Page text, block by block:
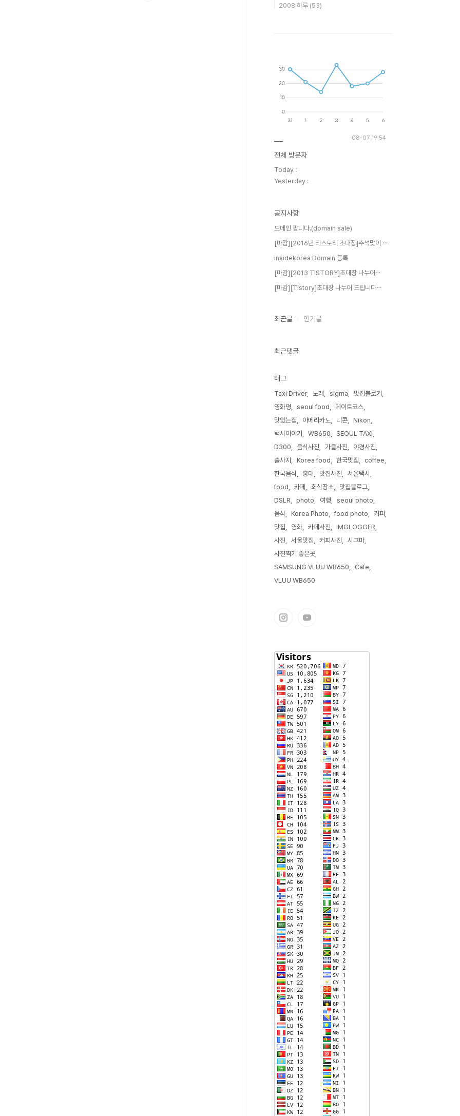
2008 하루 (53)
08-07 19:54
전체 방문자
Today :
Yesterday :
공지사항
도메인 팝니다.(domain sale)
[마감][2016년 티스토리 초대장]추석맞이 ⋯
insidekorea Domain 등록
[마감][2013 TISTORY]초대장 나누어⋯
[마감][Tistory]초대장 나누어 드립니다⋯
최근글 인기글
최근댓글
태그
Taxi Driver 노래 sigma
맛집블로거
영화평
seoul food
데이트코스
맛있는집
아메리카노 니콘
Nikon
택시이야기
WB650
SEOUL TAXI
D300
음식사진 가을사진
야경사진
출사지
Korea food 한국맛집
coffee
한국음식
홍대 맛집사진
서울택시
food
카페 회식장소
맛집블로그
DSLR
photo 여행
seoul photo
음식
Korea Photo food photo
커피
맛집
영화 카페사진
IMGLOGGER
사진
서울맛집 커피사진
시그마
사진찍기 좋은곳
SAMSUNG VLUU WB650
Cafe
VLUU WB650